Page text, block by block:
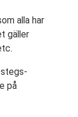
alla har
gäller
stegs-
på